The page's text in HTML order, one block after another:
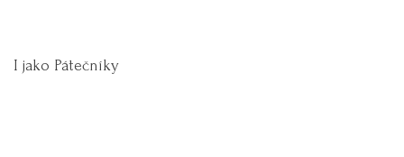
I jako Pátečníky